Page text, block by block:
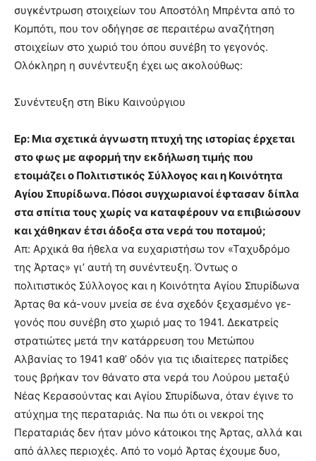
συγκέντρωση στοιχείων του Αποστόλη Μπρέντα από το
Κομπότι, που τον οδήγησε σε περαιτέρω αναζήτηση
στοιχείων στο χωριό του όπου συνέβη το γεγονός.
Ολόκληρη η συνέντευξη έχει ως ακολούθως:
Συνέντευξη στη Βίκυ Καινούργιου
Ερ: Μια σχετικά άγνωστη πτυχή της ιστορίας έρχεται
στο φως με αφορμή την εκδήλωση τιμής που
ετοιμάζει ο Πολιτιστικός Σύλλογος και η Κοινότητα
Αγίου Σπυρίδωνα. Πόσοι συγχωριανοί έφτασαν δίπλα
στα σπίτια τους χωρίς να καταφέρουν να επιβιώσουν
και χάθηκαν έτσι άδοξα στα νερά του ποταμού;
Απ: Αρχικά θα ήθελα να ευχαριστήσω τον «Ταχυδρόμο
της Άρτας» γι’ αυτή τη συνέντευξη. Όντως ο
πολιτιστικός Σύλλογος και η Κοινότητα Αγίου Σπυρίδωνα
Άρτας θα κά-νουν μνεία σε ένα σχεδόν ξεχασμένο γε-
γονός που συνέβη στο χωριό μας το 1941. Δεκατρείς
στρατιώτες μετά την κατάρρευση του Μετώπου
Αλβανίας το 1941 καθ’ οδόν για τις ιδιαίτερες πατρίδες
τους βρήκαν τον θάνατο στα νερά του Λούρου μεταξύ
Νέας Κερασούντας και Αγίου Σπυρίδωνα, όταν έγινε το
ατύχημα της περαταριάς. Να πω ότι οι νεκροί της
Περαταριάς δεν ήταν μόνο κάτοικοι της Άρτας, αλλά και
από άλλες περιοχές. Από το νομό Άρτας έχουμε δυο,